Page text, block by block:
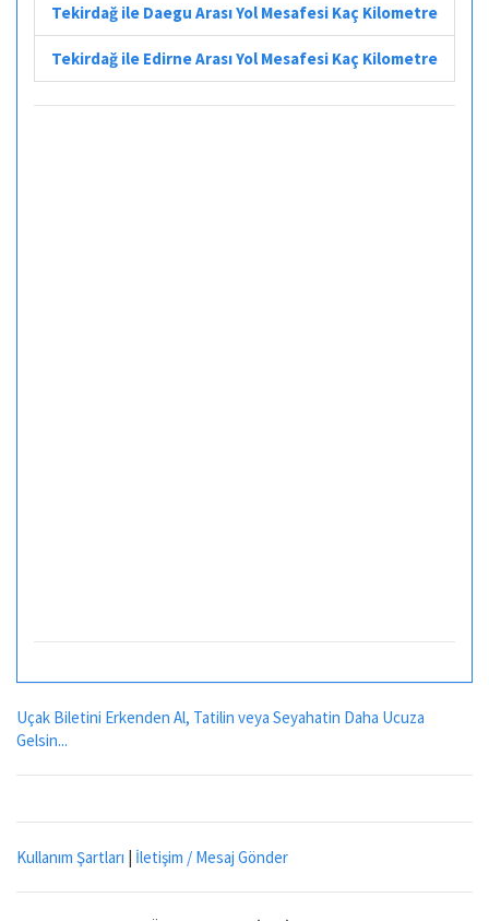
Tekirdağ ile Daegu Arası Yol Mesafesi Kaç Kilometre
Tekirdağ ile Edirne Arası Yol Mesafesi Kaç Kilometre
Uçak Biletini Erkenden Al, Tatilin veya Seyahatin Daha Ucuza
Gelsin...
Kullanım Şartları | İletişim / Mesaj Gönder